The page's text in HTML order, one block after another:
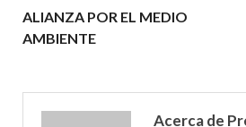
ALIANZA POR EL MEDIO
AMBIENTE
Acerca de